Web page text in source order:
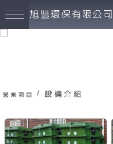
營業項目 / 設備介紹
旭豐環保有限公司